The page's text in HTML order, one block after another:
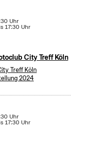
Uhr
17:30 Uhr
City Treff Köln
Treff Köln
2024
Uhr
17:30 Uhr